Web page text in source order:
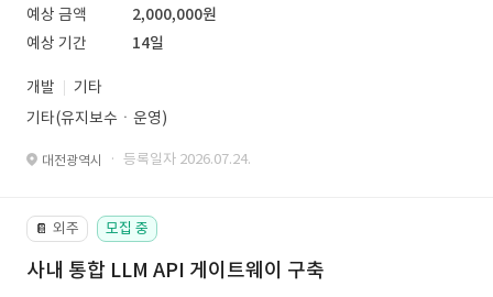
예상 금액
2,000,000원
예상 기간
14일
개발
기타
기타(유지보수ㆍ운영)
대전광역시 · 등록일자 2026.07.24.
📔 외주 모집 중
사내 통합 LLM API 게이트웨이 구축